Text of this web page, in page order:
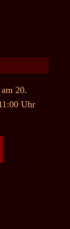
20.
Uhr